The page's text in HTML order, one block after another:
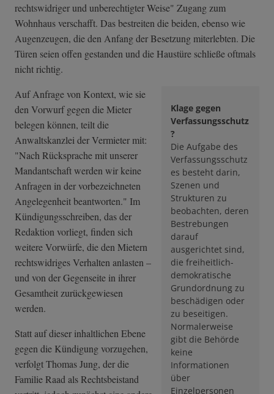
rechtswidriger und unberechtigter Weise" Zugang zum
Wohnhaus verschafft. Das bestreiten die beiden, ebenso wie
Augenzeugen, die den Anfang der Besetzung miterlebten. Die
Türen seien offen gestanden und die Haustüre schließe oftmals
nicht richtig.
Klage gegen
Verfassungsschutz
?
Die Aufgabe des
Verfassungsschutz
es besteht darin,
Szenen und
Strukturen zu
beobachten, deren
Bestrebungen
darauf
ausgerichtet sind,
die freiheitlich-
demokratische
Grundordnung zu
beschädigen oder
zu beseitigen.
Normalerweise
gibt die Behörde
keine
Informationen
über
Einzelpersonen
Auf Anfrage von Kontext, wie sie
den Vorwurf gegen die Mieter
belegen können, teilt die
Anwaltskanzlei der Vermieter mit:
"Nach Rücksprache mit unserer
Mandantschaft werden wir keine
Anfragen in der vorbezeichneten
Angelegenheit beantworten." Im
Kündigungsschreiben, das der
Redaktion vorliegt, finden sich
weitere Vorwürfe, die den Mietern
rechtswidriges Verhalten anlasten –
und von der Gegenseite in ihrer
Gesamtheit zurückgewiesen
werden.
Statt auf dieser inhaltlichen Ebene
gegen die Kündigung vorzugehen,
verfolgt Thomas Jung, der die
Familie Raad als Rechtsbeistand